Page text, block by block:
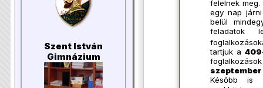
Szent István
Gimnázium
felelnek meg.
egy nap
belül
feladatok
tartjuk a409
Később is